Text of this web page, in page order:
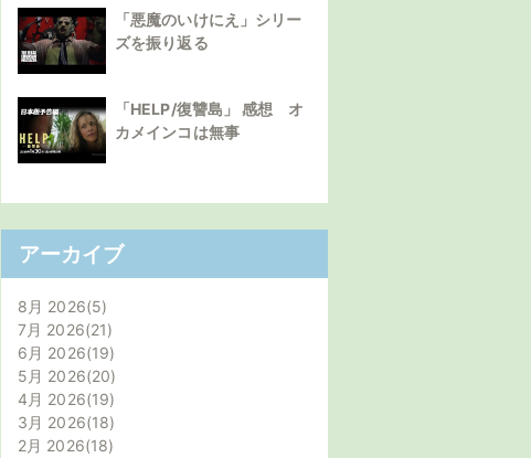
「悪魔のいけにえ」シリー
ズを振り返る
「HELP/復讐島」 感想 オ
カメインコは無事
アーカイブ
8月 2026 5
7月 2026 21
6月 2026 19
5月 2026 20
4月 2026 19
3月 2026 18
2月 2026 18